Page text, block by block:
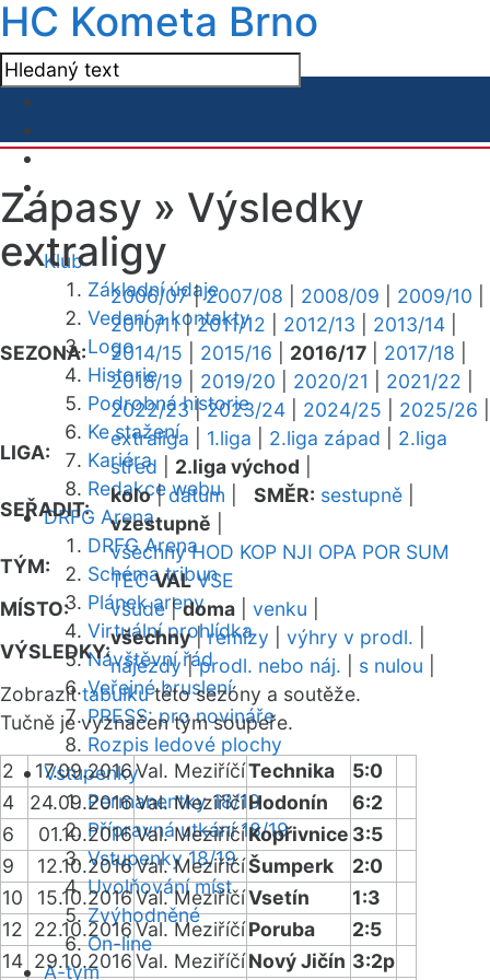
HC Kometa Brno
Klub
Základní údaje
Vedení a kontakty
Logo
Historie
Podrobná historie
Ke stažení
Kariéra
Redakce webu
DRFG Arena
DRFG Arena
Schéma tribun
Plánek areny
Virtuální prohlídka
Návštěvní řád
Veřejné bruslení
PRESS: pro novináře
Rozpis ledové plochy
Vstupenky
Permanentky 18/19
Přípravná utkání 18/19
Vstupenky 18/19
Uvolňování míst
Zvýhodněné
On-line
A-tým
Zápasy » Výsledky
extraligy
SEZONA:
2006/07|2007/08 2008/09 2009/10
2010/11|2011/12 2012/13 2013/14
2014/15
2015/16 2016/17 2017/18
2018/19
2019/20 2020/21 2021/22
2022/23|2023/24 2024/25 2025/26
LIGA:
extraliga 1.liga 2.liga západ
2.liga
střed
2.liga východ
SEŘADIT:
kolo|datum SMĚR: sestupně
vzestupně
TÝM:
všechny HOD KOP NJI OPA POR SUM
TEC VAL VSE
MÍSTO:
všude|doma venku
VÝSLEDKY:
všechny|remízy výhry v prodl.
nájezdy|prodl. nebo náj. s nulou
Zobrazittabulkutéto sezóny a soutěže.
Tučně je vyznačen tým soupeře.
2 17.09.2016Val. MeziříčíTechnika
5:0
4
24.09.2016Val. MeziříčíHodonín
6:2
6
01.10.2016Val. MeziříčíKopřivnice 3:5
9
12.10.2016Val. MeziříčíŠumperk
2:0
10
15.10.2016Val. MeziříčíVsetín
1:3
12 22.10.2016Val. MeziříčíPoruba
2:5
14 29.10.2016Val. MeziříčíNový Jičín 3:2p